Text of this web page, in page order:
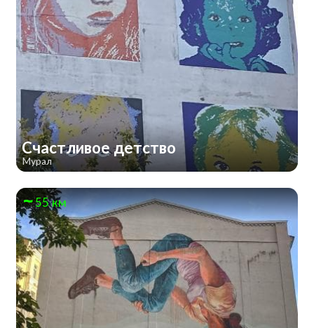
Счастливое детство
Мурал
55 км